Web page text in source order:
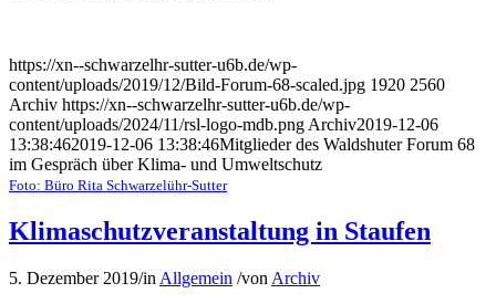
https://xn--schwarzelhr-sutter-u6b.de/wp-
content/uploads/2019/12/Bild-Forum-68-scaled.jpg 1920 2560
Archiv https://xn--schwarzelhr-sutter-u6b.de/wp-
content/uploads/2024/11/rsl-logo-mdb.png Archiv2019-12-06
13:38:462019-12-06 13:38:46Mitglieder des Waldshuter Forum 68
im Gespräch über Klima- und Umweltschutz
Foto: Büro Rita Schwarzelühr-Sutter
Klimaschutzveranstaltung in Staufen
5. Dezember 2019/in Allgemein /von Archiv